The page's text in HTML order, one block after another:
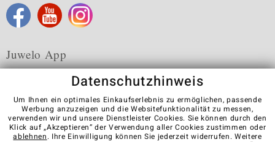
Juwelo App
Karriere AGB Datenschutz Cookies
Impressum
Kontakt
Vertrag widerrufen
Datenschutzhinweis
Um Ihnen ein optimales Einkaufserlebnis zu ermöglichen, passende
Werbung anzuzeigen und die Websitefunktionalität zu messen,
verwenden wir und unsere Dienstleister Cookies. Sie können durch den
Klick auf „Akzeptieren“ der Verwendung aller Cookies zustimmen oder
ablehnen. Ihre Einwilligung können Sie jederzeit widerrufen. Weitere